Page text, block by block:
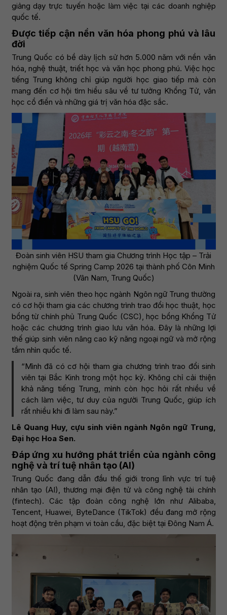
giảng dạy trực tuyến hoặc làm việc tại các doanh nghiệp
quốc tế.
Được tiếp cận nền văn hóa phong phú và lâu
đời
Trung Quốc có bề dày lịch sử hơn 5.000 năm với nền văn
hóa, nghệ thuật, triết học và văn học phong phú. Việc học
tiếng Trung không chỉ giúp người học giao tiếp mà còn
mang đến cơ hội tìm hiểu sâu về tư tưởng Khổng Tử, văn
học cổ điển và những giá trị văn hóa đặc sắc.
Đoàn sinh viên HSU tham gia Chương trình Học tập – Trải
nghiệm Quốc tế Spring Camp 2026 tại thành phố Côn Minh
(Vân Nam, Trung Quốc)
Ngoài ra, sinh viên theo học ngành Ngôn ngữ Trung thường
có cơ hội tham gia các chương trình trao đổi học thuật, học
bổng từ chính phủ Trung Quốc (CSC), học bổng Khổng Tử
hoặc các chương trình giao lưu văn hóa. Đây là những lợi
thế giúp sinh viên nâng cao kỹ năng ngoại ngữ và mở rộng
tầm nhìn quốc tế.
“Mình đã có cơ hội tham gia chương trình trao đổi sinh
viên tại Bắc Kinh trong một học kỳ. Không chỉ cải thiện
khả năng tiếng Trung, mình còn học hỏi rất nhiều về
cách làm việc, tư duy của người Trung Quốc, giúp ích
rất nhiều khi đi làm sau này.”
Lê Quang Huy, cựu sinh viên ngành Ngôn ngữ Trung,
Đại học Hoa Sen.
Đáp ứng xu hướng phát triển của ngành công
nghệ và trí tuệ nhân tạo (AI)
Trung Quốc đang dẫn đầu thế giới trong lĩnh vực trí tuệ
nhân tạo (AI), thương mại điện tử và công nghệ tài chính
(fintech). Các tập đoàn công nghệ lớn như Alibaba,
Tencent, Huawei, ByteDance (TikTok) đều đang mở rộng
hoạt động trên phạm vi toàn cầu, đặc biệt tại Đông Nam Á.